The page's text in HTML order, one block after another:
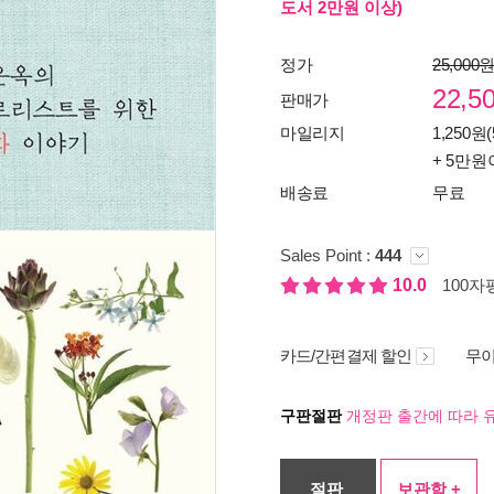
도서 2만원 이상)
정가
25,000원
판매가
마일리지
1,250원
+ 5만원
배송료
무료
Sales Point : 444
10.0
100자
카드/간편결제 할인 무
구판절판개정판 출간에 따라
절판 보관함 +